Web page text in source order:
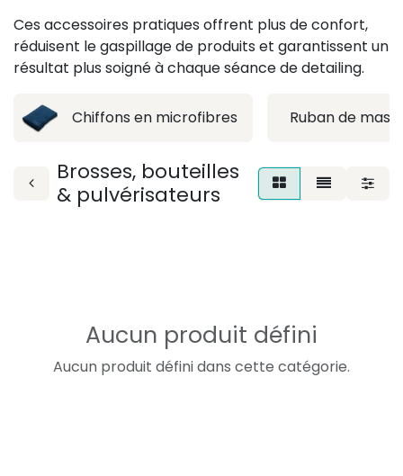
Ces accessoires pratiques offrent plus de confort,
réduisent le gaspillage de produits et garantissent un
résultat plus soigné à chaque séance de detailing.
Chiffons en microfibres Ruban de
Brosses, bouteilles
& pulvérisateurs
Aucun produit défini
Aucun produit défini dans cette catégorie.